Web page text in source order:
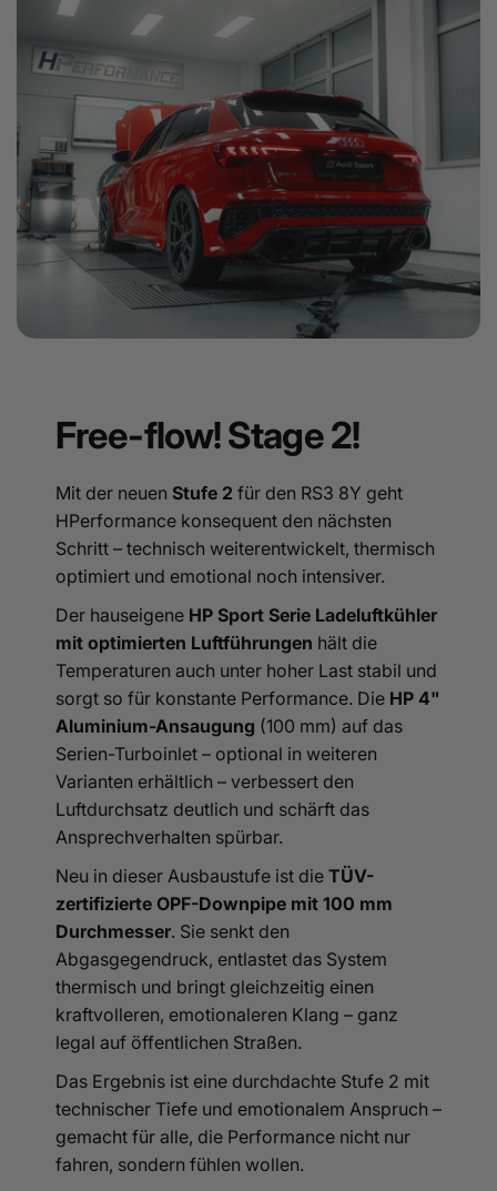
Free-flow! Stage 2!
Mit der neuen Stufe 2 für den RS3 8Y geht
HPerformance konsequent den nächsten
Schritt – technisch weiterentwickelt, thermisch
optimiert und emotional noch intensiver.
Der hauseigene HP Sport Serie Ladeluftkühler
mit optimierten Luftführungen hält die
Temperaturen auch unter hoher Last stabil und
sorgt so für konstante Performance. Die HP 4"
Aluminium-Ansaugung (100 mm) auf das
Serien-Turboinlet – optional in weiteren
Varianten erhältlich – verbessert den
Luftdurchsatz deutlich und schärft das
Ansprechverhalten spürbar.
Neu in dieser Ausbaustufe ist die TÜV-
zertifizierte OPF-Downpipe mit 100 mm
Durchmesser. Sie senkt den
Abgasgegendruck, entlastet das System
thermisch und bringt gleichzeitig einen
kraftvolleren, emotionaleren Klang – ganz
legal auf öffentlichen Straßen.
Das Ergebnis ist eine durchdachte Stufe 2 mit
technischer Tiefe und emotionalem Anspruch –
gemacht für alle, die Performance nicht nur
fahren, sondern fühlen wollen.